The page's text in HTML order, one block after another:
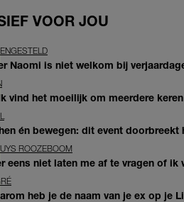
VOOR JOU
Naomi is niet welkom bij
vind het moeilijk om meerdere
én bewegen: dit event
ROOZEBOOM
eens niet laten me af te vragen of
heb je de naam van je ex op je